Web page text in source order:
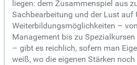
liegen: dem Zusammenspiel aus
Sachbearbeitung und der Lust auf
Weiterbildungsmöglichkeiten –
Management bis zu
– gibt es reichlich, sofern man
weiß, wo die eigenen Stärken